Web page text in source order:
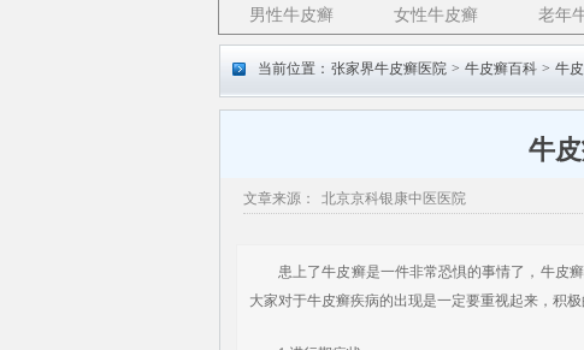
男性牛皮癣 女性牛皮癣 老年
当前位置： 张家界牛皮癣医院 > 牛皮癣百科 > 牛
牛
文章来源： 北京京科银康中医医院
患上了牛皮癣是一件非常恐惧的事情了，牛皮癣
大家对于牛皮癣疾病的出现是一定要重视起来，积